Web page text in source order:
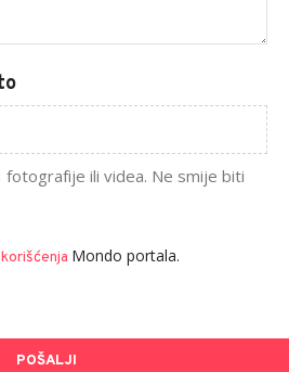
ili videa. Ne smije biti
Mondo portala.
POŠALJI